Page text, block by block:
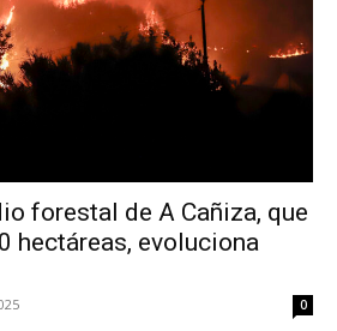
forestal de A Cañiza, que
hectáreas, evoluciona
0